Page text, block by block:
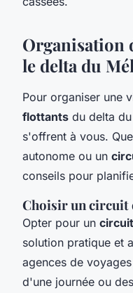
Organisation
le delta du
Pour organiser une
flottants du delta
s'offrent à vous.
autonome ou un
conseils pour
Choisir un circuit
Opter pour un circuit
solution pratique et
agences de
d'une journée ou